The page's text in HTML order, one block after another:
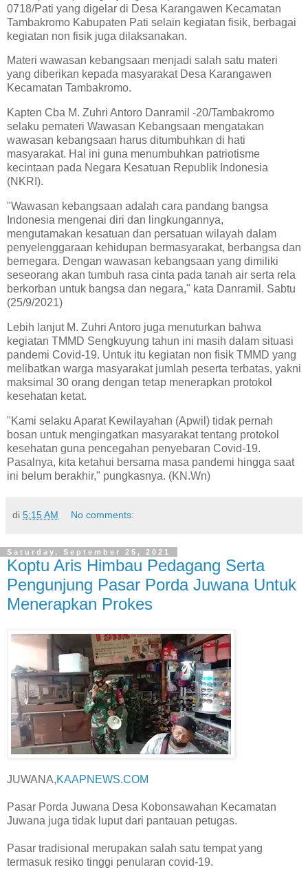
0718/Pati yang digelar di Desa Karangawen Kecamatan
Tambakromo Kabupaten Pati selain kegiatan fisik, berbagai
kegiatan non fisik juga dilaksanakan.
Materi wawasan kebangsaan menjadi salah satu materi
yang diberikan kepada masyarakat Desa Karangawen
Kecamatan Tambakromo.
Kapten Cba M. Zuhri Antoro Danramil -20/Tambakromo
selaku pemateri Wawasan Kebangsaan mengatakan
wawasan kebangsaan harus ditumbuhkan di hati
masyarakat. Hal ini guna menumbuhkan patriotisme
kecintaan pada Negara Kesatuan Republik Indonesia
(NKRI).
"Wawasan kebangsaan adalah cara pandang bangsa
Indonesia mengenai diri dan lingkungannya,
mengutamakan kesatuan dan persatuan wilayah dalam
penyelenggaraan kehidupan bermasyarakat, berbangsa dan
bernegara. Dengan wawasan kebangsaan yang dimiliki
seseorang akan tumbuh rasa cinta pada tanah air serta rela
berkorban untuk bangsa dan negara," kata Danramil. Sabtu
(25/9/2021)
Lebih lanjut M. Zuhri Antoro juga menuturkan bahwa
kegiatan TMMD Sengkuyung tahun ini masih dalam situasi
pandemi Covid-19. Untuk itu kegiatan non fisik TMMD yang
melibatkan warga masyarakat jumlah peserta terbatas, yakni
maksimal 30 orang dengan tetap menerapkan protokol
kesehatan ketat.
"Kami selaku Aparat Kewilayahan (Apwil) tidak pernah
bosan untuk mengingatkan masyarakat tentang protokol
kesehatan guna pencegahan penyebaran Covid-19.
Pasalnya, kita ketahui bersama masa pandemi hingga saat
ini belum berakhir," pungkasnya. (KN.Wn)
di 5:15 AM No comments:
Saturday, September 25, 2021
Koptu Aris Himbau Pedagang Serta
Pengunjung Pasar Porda Juwana Untuk
Menerapkan Prokes
JUWANA,KAAPNEWS.COM
Pasar Porda Juwana Desa Kobonsawahan Kecamatan
Juwana juga tidak luput dari pantauan petugas.
Pasar tradisional merupakan salah satu tempat yang
termasuk resiko tinggi penularan covid-19.